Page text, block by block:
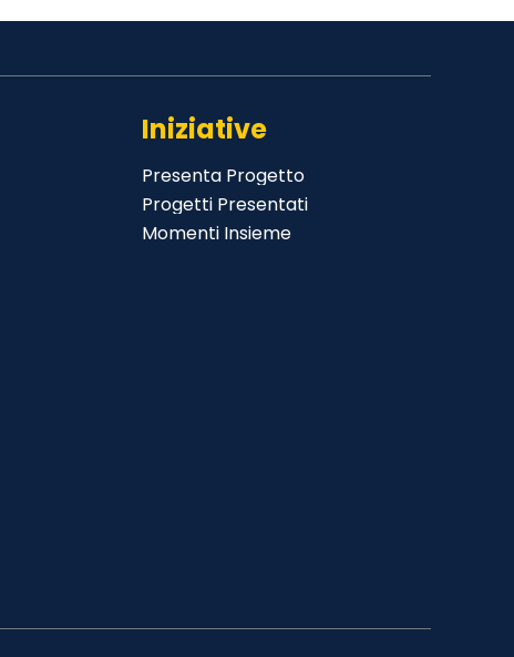
Iniziative
Salta menù
Presenta Progetto
Progetti Presentati
Momenti Insieme